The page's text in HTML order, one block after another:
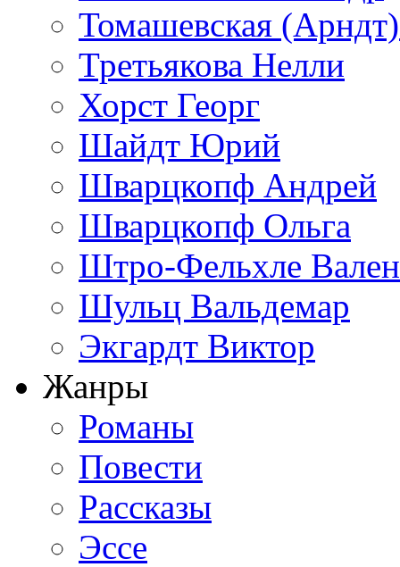
Томашевская
Третьякова Нелли
Хорст Георг
Шайдт Юрий
Шварцкопф Андрей
Шварцкопф Ольга
Штро-Фельхле
Шульц Вальдемар
Экгардт Виктор
Жанры
Романы
Повести
Рассказы
Эссе